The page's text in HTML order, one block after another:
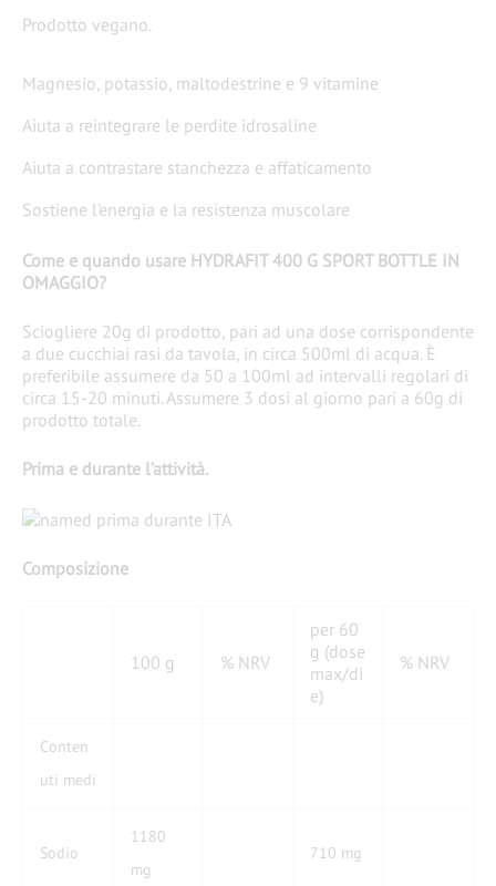
Prodotto vegano.
Magnesio, potassio, maltodestrine e 9 vitamine
Aiuta a reintegrare le perdite idrosaline
Aiuta a contrastare stanchezza e affaticamento
Sostiene l’energia e la resistenza muscolare
Come e quando usare HYDRAFIT 400 G SPORT BOTTLE IN
OMAGGIO?
Sciogliere 20g di prodotto, pari ad una dose corrispondente
a due cucchiai rasi da tavola, in circa 500ml di acqua. È
preferibile assumere da 50 a 100ml ad intervalli regolari di
circa 15-20 minuti. Assumere 3 dosi al giorno pari a 60g di
prodotto totale.
Prima e durante l’attività.
Composizione
100 g % NRV
per 60
g (dose
max/di
e)
% NRV
Conten
uti medi
Sodio
1180
mg
710 mg